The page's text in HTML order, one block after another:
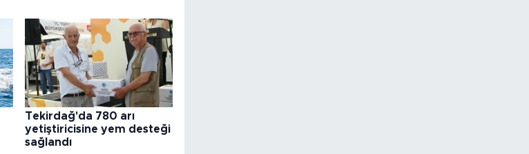
Tekirdağ'da 780 arı
yetiştiricisine yem desteği
sağlandı